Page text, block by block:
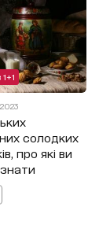
солодких
про які ви